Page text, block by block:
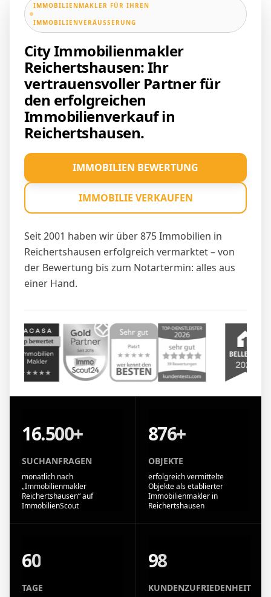
IMMOBILIENMAKLER FÜR IHREN
IMMOBILIENVERÄUSSERUNG
City Immobilienmakler
Reichertshausen: Ihr
vertrauensvoller Partner für
den erfolgreichen
Immobilienverkauf in
Reichertshausen.
Seit 2001 haben wir über 875 Immobilien in
Reichertshausen erfolgreich vermarktet – von
der Bewertung bis zum Notartermin: alles aus
einer Hand.
IMMOBILIEN BEWERTUNG
IMMOBILIE VERKAUFEN
16.500+
SUCHANFRAGEN
monatlich nach
„Immobilienmakler
Reichertshausen“ auf
ImmobilienScout
876+
OBJEKTE
erfolgreich vermittelte
Objekte als etablierter
Immobilienmakler in
Reichertshausen
60
TAGE
98
KUNDENZUFRIEDENHEIT